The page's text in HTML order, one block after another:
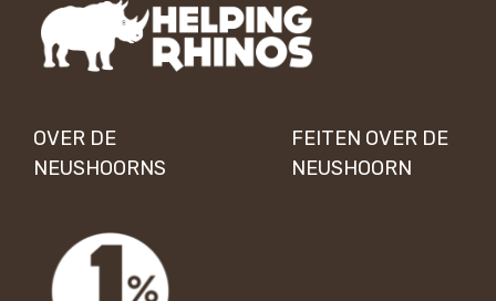
OVER DE
NEUSHOORNS
FEITEN OVER DE
NEUSHOORN